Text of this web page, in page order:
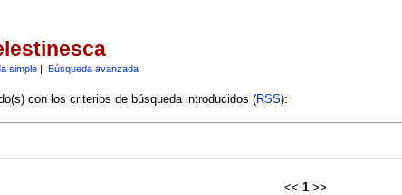
simple| Búsqueda avanzada
con los criterios de búsqueda introducidos (RSS):
<< 1 >>